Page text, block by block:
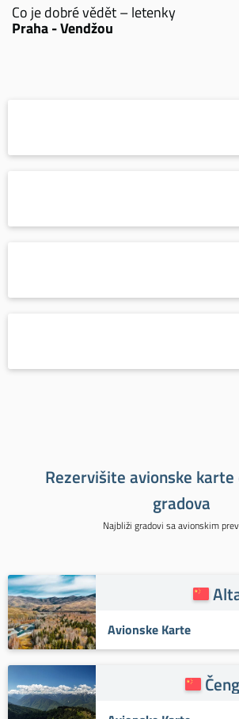
Co je dobré vědět – letenky
Praha - Vendžou
Rezervišite avionske
gradova
Najbliži gradovi sa avionskim
Avionske Karte